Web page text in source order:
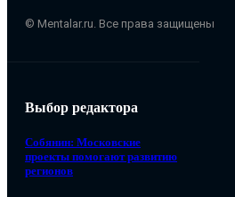
© Mentalar.ru. Все права защищены
Выбор редактора
Собянин: Московские
проекты помогают развитию
регионов